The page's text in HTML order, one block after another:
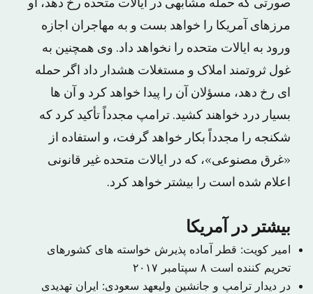
صورتی که حمله مشابهی در ایالات متحده رخ دهد، او
مرزهای آمریکا را خواهد بست و به مهاجران اجازه
ورود به ایالات متحده را نخواهد داد. وی همچنین به
غول ثروتمند املاک و مستغلات هشدار داد اگر حمله
ای رخ دهد، مسؤلان آن را پیدا خواهد کرد و آن ها
بسیار درد خواهند کشید. ترامپ مجدداً تأکید کرد که
شکنجه را مجدداً بکار خواهد گرفت، و استفاده از
«غرق مصنوعی»، که در ایالات متحده غیر قانونی
اعلام شده است را بیشتر خواهد کرد.
بیشتر در آمریکا
امیر کویت: قطر‌ آماده پذیرش خواسته های کشورهای
تحریم کننده است ۸ سپتامبر ۲۰۱۷
در دیدار ترامپ و جانشین ولیعهد سعودی: ایران تهدیدی